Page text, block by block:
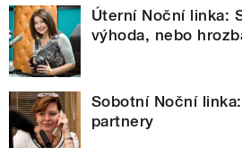
Úterní Noční linka:
výhoda, nebo
Sobotní Noční
partnery